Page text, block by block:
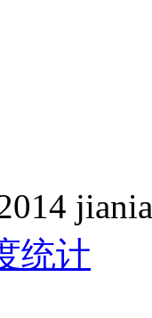
统计